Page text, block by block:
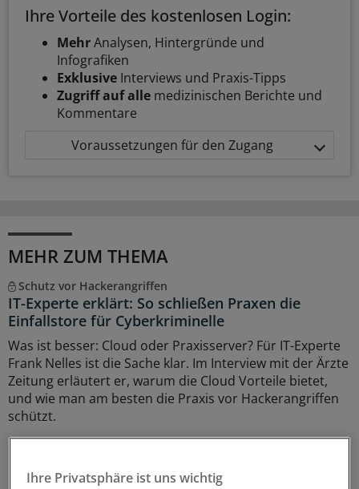
Ihre Vorteile des kostenlosen Login:
MehrAnalysen, Hintergründe und
Infografiken
Exklusive Interviews und Praxis-Tipps
Zugriff auf alle medizinischen Berichte und
Kommentare
Voraussetzungen für den Zugang
MEHR ZUM THEMA
Schutz vor Hackerangriffen
IT-Experte erklärt: So schließen Praxen die
Einfallstore für Cyberkriminelle
Was ist besser: Cloud oder Praxisserver? Für IT-Experte
Frank Nelles ist die Sache klar. Im Interview mit der Ärzte
Zeitung erläutert er, warum die Cloud Vorteile bietet,
und wie man am besten die Praxis vor Hackerangriffen
schützt.
Ihre Privatsphäre ist uns wichtig